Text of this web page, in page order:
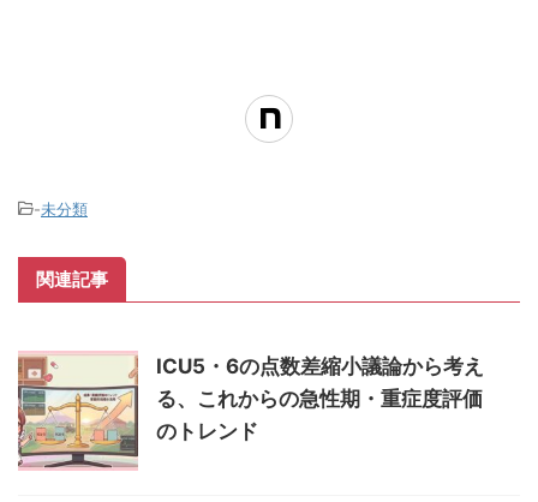
-未分類
関連記事
ICU5・6の点数差縮小議論から考え
る、これからの急性期・重症度評価
のトレンド